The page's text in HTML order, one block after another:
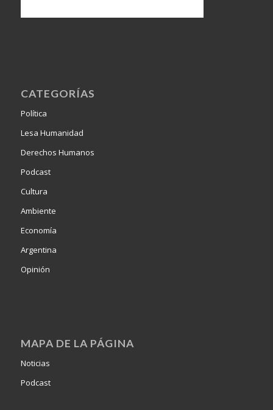
CATEGORÍAS
Política
Lesa Humanidad
Derechos Humanos
Podcast
Cultura
Ambiente
Economía
Argentina
Opinión
MAPA DE LA PÁGINA
Noticias
Podcast